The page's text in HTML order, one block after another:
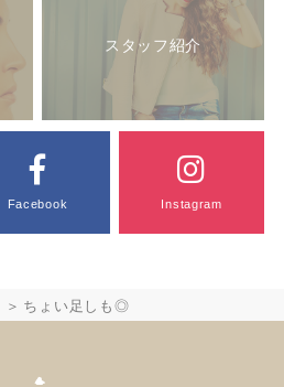
スタッフ紹介
Facebook Instagram
ちょい足しも◎